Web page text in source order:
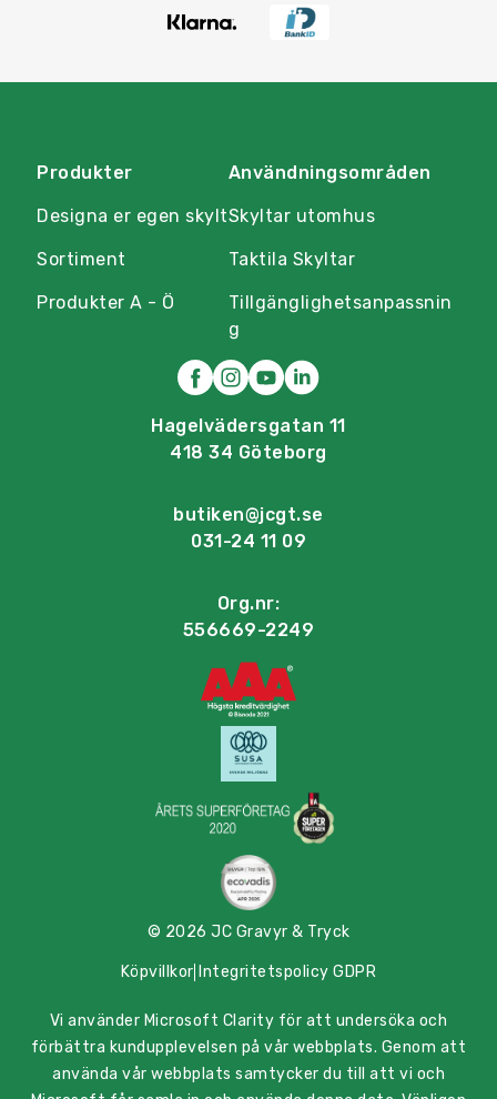
Produkter
Designa er egen skylt
Sortiment
Produkter A - Ö
Användningsområden
Skyltar utomhus
Taktila Skyltar
Tillgänglighetsanpassnin
g
Hagelvädersgatan 11
418 34 Göteborg
butiken@jcgt.se
031-24 11 09
Org.nr:
556669-2249
© 2026 JC Gravyr & Tryck
Köpvillkor Integritetspolicy GDPR
Vi använder Microsoft Clarity för att undersöka och
förbättra kundupplevelsen på vår webbplats. Genom att
använda vår webbplats samtycker du till att vi och